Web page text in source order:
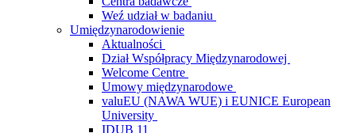
Weź udział w badaniu
Umiędzynarodowienie
Aktualności
Dział Współpracy Międzynarodowej
Welcome Centre
Umowy międzynarodowe
valuEU (NAWA WUE) i EUNICE European
University
IDUB 11